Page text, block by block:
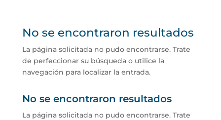
No se encontraron resultados
La página solicitada no pudo encontrarse. Trate
de perfeccionar su búsqueda o utilice la
navegación para localizar la entrada.
No se encontraron resultados
La página solicitada no pudo encontrarse. Trate